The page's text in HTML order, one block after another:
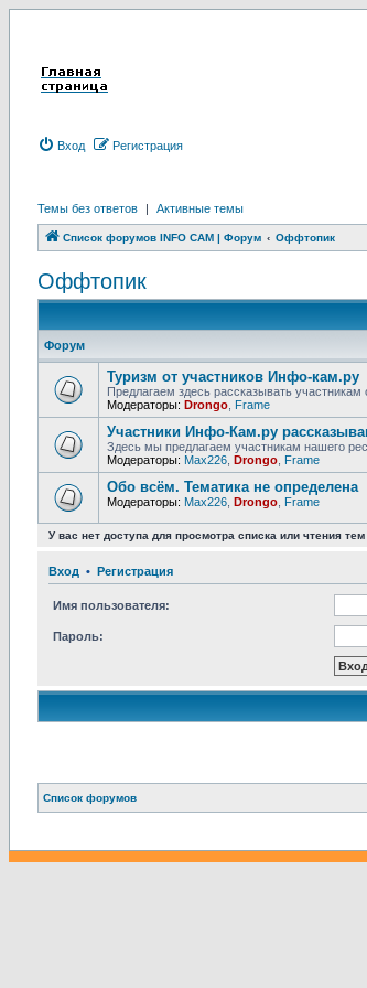
Вход Регистрация
Темы без ответов | Активные темы
Список форумов INFO CAM | Форум Оффтопик
Оффтопик
Форум
Туризм от участников Инфо-кам.ру
Предлагаем здесь рассказывать
Модераторы: Drongo Frame
Участники Инфо-Кам.ру
Здесь мы предлагаем участникам нашего
Модераторы: Max226 Drongo Frame
Обо всём. Тематика не определена
Модераторы: Max226 Drongo Frame
У вас нет доступа для просмотра списка или чтения
Вход • Регистрация
Имя пользователя:
Пароль:
Список форумов
Связаться с